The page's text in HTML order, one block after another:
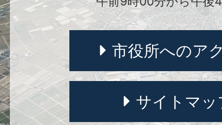
市役所へのア
サイトマッ